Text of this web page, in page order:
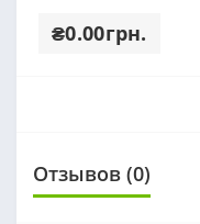
₴0.00грн.
Отзывов (0)